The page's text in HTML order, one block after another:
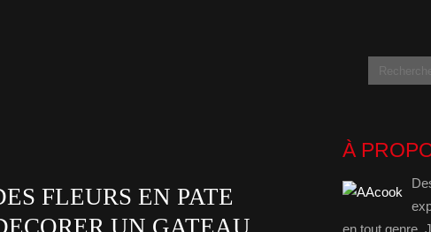
FLEURS EN PATE
UN GATEAU
À
en tout genre.